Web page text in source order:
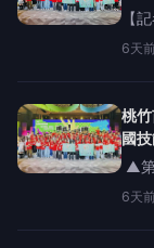
【
月2
金
6天
桃
國
▲第
署
56
6天